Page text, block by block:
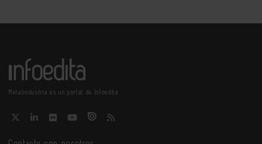
Metalindustria es un portal de Infoedita